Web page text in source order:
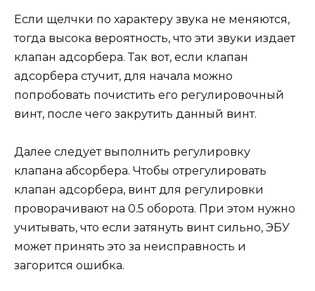
Если щелчки по характеру звука не меняются,
тогда высока вероятность, что эти звуки издает
клапан адсорбера. Так вот, если клапан
адсорбера стучит, для начала можно
попробовать почистить его регулировочный
винт, после чего закрутить данный винт.
Далее следует выполнить регулировку
клапана абсорбера. Чтобы отрегулировать
клапан адсорбера, винт для регулировки
проворачивают на 0.5 оборота. При этом нужно
учитывать, что если затянуть винт сильно, ЭБУ
может принять это за неисправность и
загорится ошибка.